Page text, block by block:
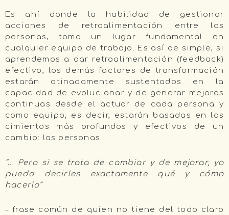
Es ahí donde la habilidad de gestionar
acciones de retroalimentación entre las
personas, toma un lugar fundamental en
cualquier equipo de trabajo. Es así de simple, si
aprendemos a dar retroalimentación (feedback)
efectivo, los demás factores de transformación
estarán atinadamente sustentados en la
capacidad de evolucionar y de generar mejoras
continuas desde el actuar de cada persona y
como equipo, es decir, estarán basadas en los
cimientos más profundos y efectivos de un
cambio: las personas.
“… Pero si se trata de cambiar y de mejorar, yo
puedo decirles exactamente qué y cómo
hacerlo”
– frase común de quien no tiene del todo claro